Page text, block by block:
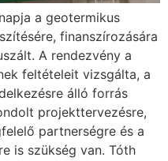
a geotermikus
finanszírozására
A rendezvény a
feltételeit vizsgálta, a
álló forrás
projekttervezésre,
partnerségre és a
is szükség van. Tóth